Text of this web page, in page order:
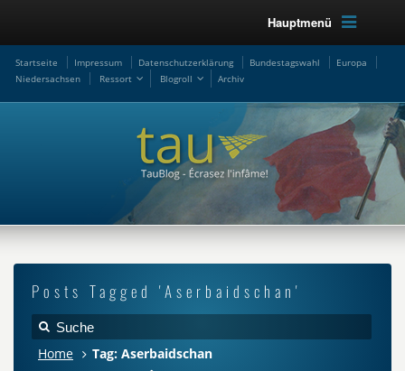
Hauptmenü
Startseite Impressum Datenschutzerklärung Bundestagswahl
Europa
Niedersachsen
Ressort Blogroll Archiv
Posts Tagged 'Aserbaidschan'
Home Tag: Aserbaidschan